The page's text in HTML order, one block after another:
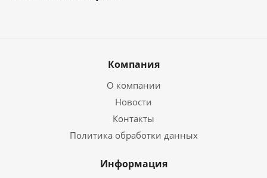
Компания
О компании
Новости
Контакты
Политика обработки данных
Информация